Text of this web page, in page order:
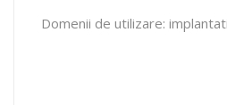
Domenii de utilizare: